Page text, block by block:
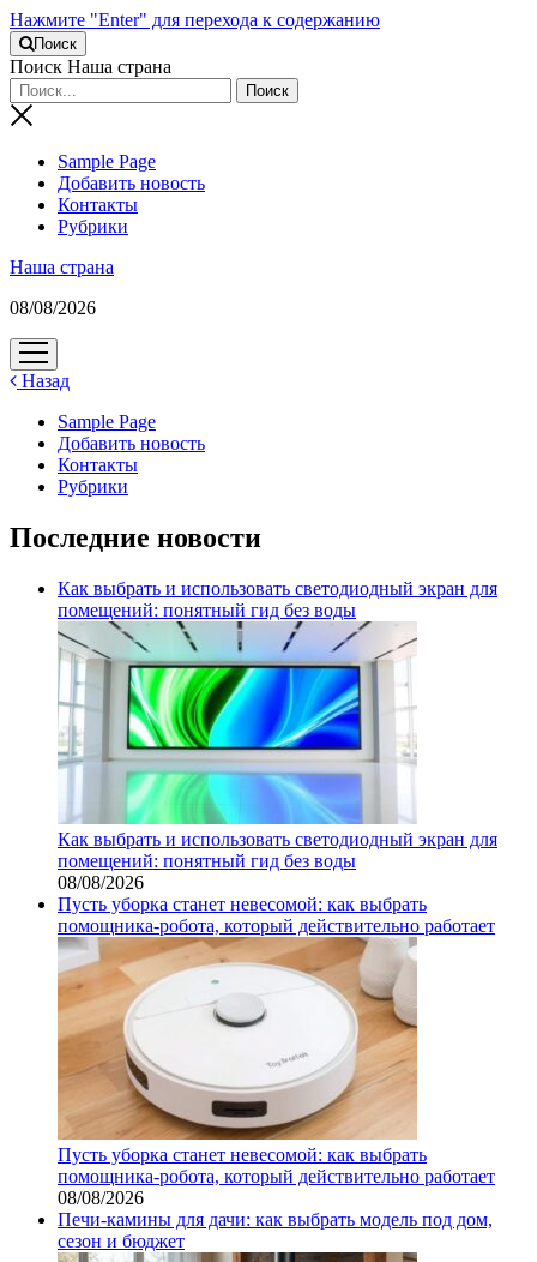
Нажмите "Enter" для перехода к содержанию
Поиск
Поиск Наша страна
Sample Page
Добавить новость
Контакты
Рубрики
Наша страна
08/08/2026
открыть
меню
Назад
Sample Page
Добавить новость
Контакты
Рубрики
Последние новости
Как выбрать и использовать светодиодный экран для
помещений: понятный гид без воды
Как выбрать и использовать светодиодный экран для
помещений: понятный гид без воды
08/08/2026
Пусть уборка станет невесомой: как выбрать
помощника‑робота, который действительно работает
Пусть уборка станет невесомой: как выбрать
помощника‑робота, который действительно работает
08/08/2026
Печи-камины для дачи: как выбрать модель под дом,
сезон и бюджет